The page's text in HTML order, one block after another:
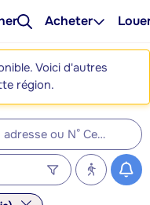
Acheter
Voici d'autres
région.